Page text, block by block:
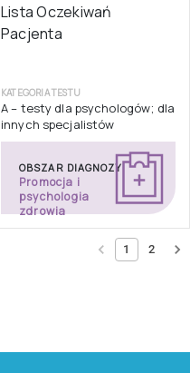
Lista Oczekiwań
Pacjenta
KATEGORIA TESTU
A – testy dla psychologów; dla
innych specjalistów
OBSZAR DIAGNOZY
Promocja i
psychologia
zdrowia
1 2